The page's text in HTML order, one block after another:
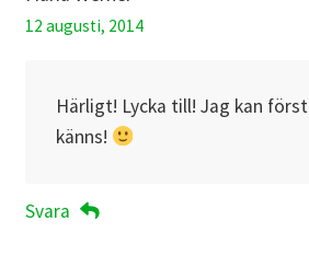
12 augusti, 2014
Härligt! Lycka till! Jag kan
känns!
Svara